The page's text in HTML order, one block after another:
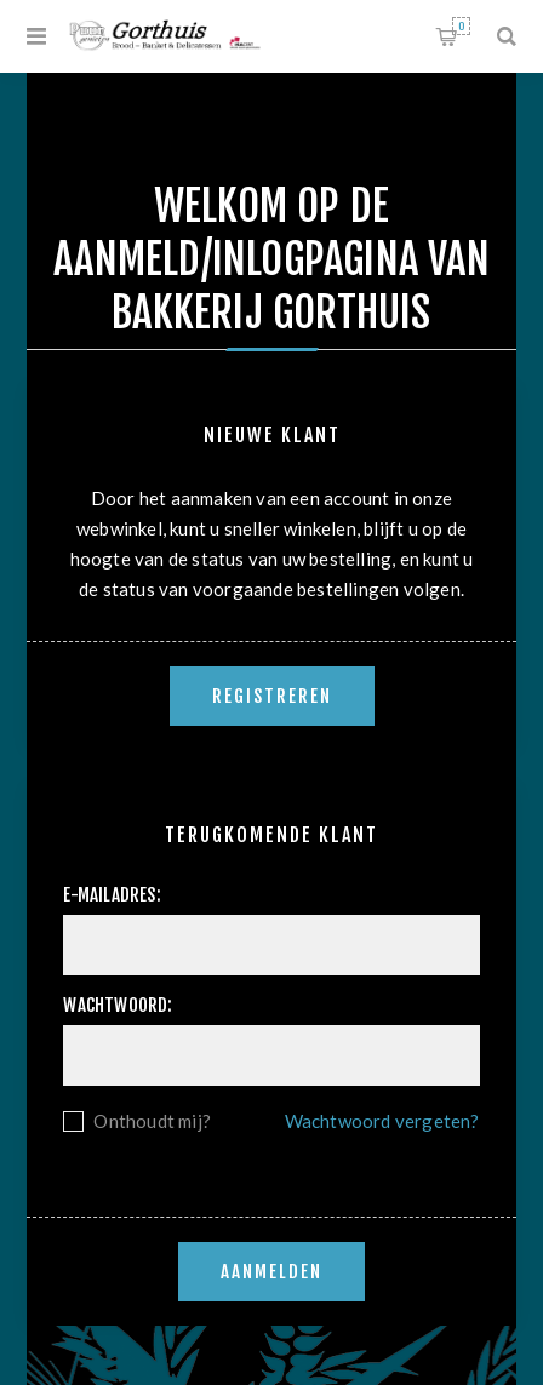
0
WELKOM OP DE
AANMELD/INLOGPAGINA VAN
BAKKERIJ GORTHUIS
NIEUWE KLANT
Door het aanmaken van een account in onze
webwinkel, kunt u sneller winkelen, blijft u op de
hoogte van de status van uw bestelling, en kunt u
de status van voorgaande bestellingen volgen.
TERUGKOMENDE KLANT
E-MAILADRES:
WACHTWOORD:
Onthoudt mij? Wachtwoord vergeten?